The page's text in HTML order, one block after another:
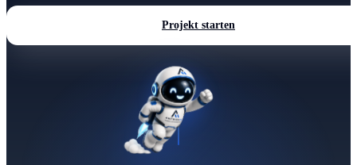
Projekt starten